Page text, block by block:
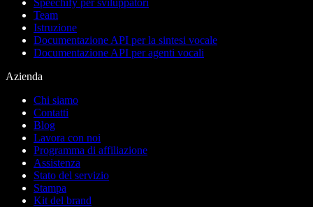
Team
Istruzione
Documentazione API per la sintesi vocale
Documentazione API per agenti vocali
Azienda
Chi siamo
Contatti
Blog
Lavora con noi
Programma di affiliazione
Assistenza
Stato del servizio
Stampa
Kit del brand